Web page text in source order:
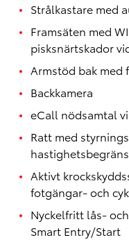
Strålkastare med
Framsäten med
pisksnärtskador
Armstöd bak med
Backkamera
eCall nödsamtal
Ratt med
Aktivt
fotgängar- och
Nyckelfritt lås-
Smart Entry/Start